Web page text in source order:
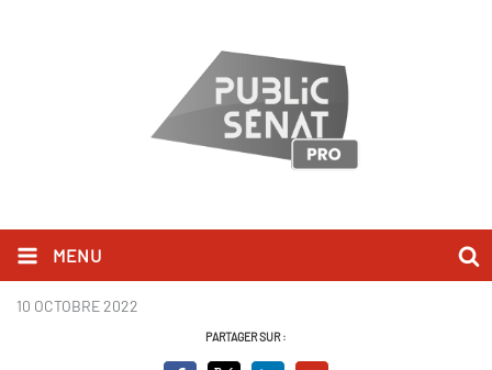
MENU
Marlène Schiappa - BCVO
10 OCTOBRE 2022
PARTAGER SUR :